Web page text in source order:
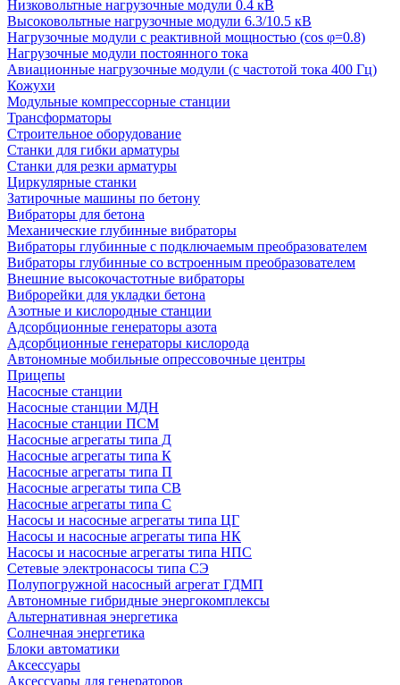
Низковольтные нагрузочные модули 0.4 кВ
Высоковольтные нагрузочные модули 6.3/10.5 кВ
Нагрузочные модули с реактивной мощностью (cos φ=0.8)
Нагрузочные модули постоянного тока
Авиационные нагрузочные модули (с частотой тока 400 Гц)
Кожухи
Модульные компрессорные станции
Трансформаторы
Строительное оборудование
Станки для гибки арматуры
Станки для резки арматуры
Циркулярные станки
Затирочные машины по бетону
Вибраторы для бетона
Механические глубинные вибраторы
Вибраторы глубинные с подключаемым преобразователем
Вибраторы глубинные со встроенным преобразователем
Внешние высокочастотные вибраторы
Виброрейки для укладки бетона
Азотные и кислородные станции
Адсорбционные генераторы азота
Адсорбционные генераторы кислорода
Автономные мобильные опрессовочные центры
Прицепы
Насосные станции
Насосные станции МДН
Насосные станции ПСМ
Насосные агрегаты типа Д
Насосные агрегаты типа К
Насосные агрегаты типа П
Насосные агрегаты типа СВ
Насосные агрегаты типа С
Насосы и насосные агрегаты типа ЦГ
Насосы и насосные агрегаты типа НК
Насосы и насосные агрегаты типа НПС
Сетевые электронасосы типа СЭ
Полупогружной насосный агрегат ГДМП
Автономные гибридные энергокомплексы
Альтернативная энергетика
Солнечная энергетика
Блоки автоматики
Аксессуары
Аксессуары для генераторов